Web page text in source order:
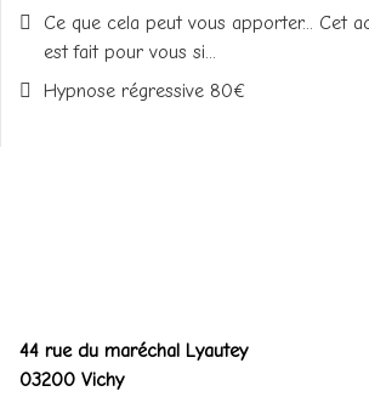
Ce que cela peut vous apporter... Cet
est fait pour vous si...
Hypnose régressive 80€
44 rue du maréchal Lyautey
03200 Vichy